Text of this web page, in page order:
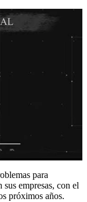
para
sus empresas, con el
próximos años.